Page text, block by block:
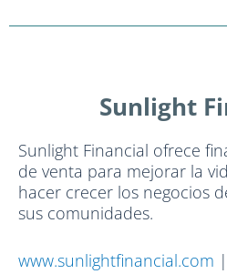
Sunlight
Sunlight Financial ofrece
de venta para mejorar la
hacer crecer los negocios
sus comunidades.
www.sunlightfinancial.com